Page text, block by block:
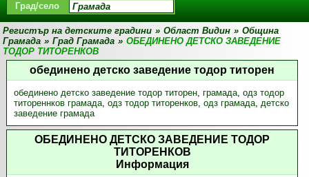
Град/село
Регистър на детските градини » Област Видин » Община
Грамада » Град Грамада » ОБЕДИНЕНО ДЕТСКО ЗАВЕДЕНИЕ
ТОДОР ТИТОРЕНКОВ
обединено детско заведение тодор титорен
обединено детско заведение тодор титорен, грамада, одз тодор
титореннков грамада, одз тодор титоренков, одз грамада, детско
заведение грамада
ОБЕДИНЕНО ДЕТСКО ЗАВЕДЕНИЕ ТОДОР
ТИТОРЕНКОВ
Информация